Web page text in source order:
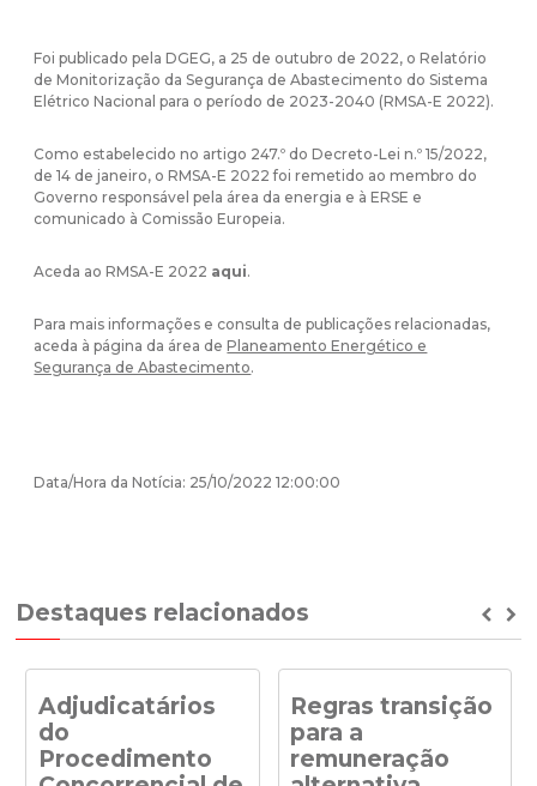
Foi publicado pela DGEG, a 25 de outubro de 2022, o Relatório
de Monitorização da Segurança de Abastecimento do Sistema
Elétrico Nacional para o período de 2023-2040 (RMSA-E 2022).
Como estabelecido no artigo 247.º do Decreto-Lei n.º 15/2022,
de 14 de janeiro, o RMSA-E 2022 foi remetido ao membro do
Governo responsável pela área da energia e à ERSE e
comunicado à Comissão Europeia.
Aceda ao RMSA-E 2022 aqui.
Para mais informações e consulta de publicações relacionadas,
aceda à página da área dePlaneamento Energético e
Segurança de Abastecimento.
Data/Hora da Notícia: 25/10/2022 12:00:00
Destaques relacionados
Adjudicatários
do
Procedimento
Regras transição
para a
remuneração